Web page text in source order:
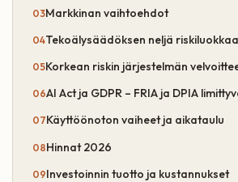
Markkinan vaihtoehdot
Tekoälysäädöksen neljä
Korkean riskin järjestelmän
AI Act ja GDPR – FRIA ja DPIA
Käyttöönoton vaiheet ja aikataulu
Hinnat 2026
Investoinnin tuotto ja kustannukset